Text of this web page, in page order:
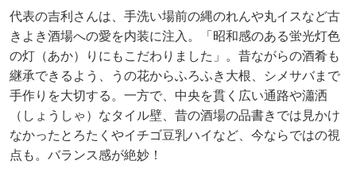
代表の吉利さんは、手洗い場前の縄のれんや丸イスなど古
きよき酒場への愛を内装に注入。「昭和感のある蛍光灯色
の灯（あか）りにもこだわりました」。昔ながらの酒肴も
継承できるよう、うの花からふろふき大根、シメサバまで
手作りを大切する。一方で、中央を貫く広い通路や瀟洒
（しょうしゃ）なタイル壁、昔の酒場の品書きでは見かけ
なかったとろたくやイチゴ豆乳ハイなど、今ならではの視
点も。バランス感が絶妙！